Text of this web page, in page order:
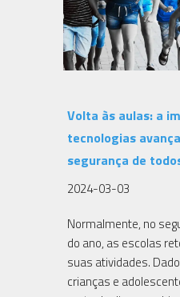
Volta às aulas: a
tecnologias
segurança de
2024-03-03
Normalmente, no
do ano, as escolas
suas atividades.
crianças e